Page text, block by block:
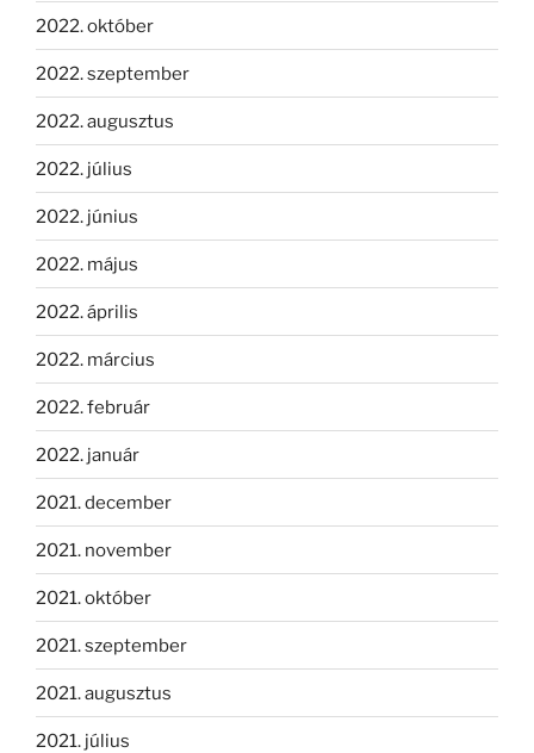
2022. október
2022. szeptember
2022. augusztus
2022. július
2022. június
2022. május
2022. április
2022. március
2022. február
2022. január
2021. december
2021. november
2021. október
2021. szeptember
2021. augusztus
2021. július